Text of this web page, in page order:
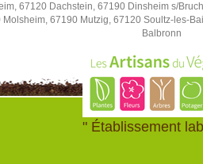
67120 Dachstein, 67190 Dinsheim s/
67190 Mutzig, 67120 Soultz-les-
Balbronn
" Établissement